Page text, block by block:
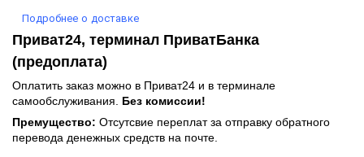
Подробнее о доставке
Приват24, терминал ПриватБанка
(предоплата)
Оплатить заказ можно в Приват24 и в терминале
самообслуживания. Без комиссии!
Премущество: Отсутсвие переплат за отправку обратного
перевода денежных средств на почте.